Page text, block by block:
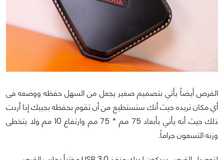
القرص أيضاً يأتي بتصميم صغير يجعل من السهل حفظه ووضعه فى
أي مكان تريده حيث أنك ستستطيع من أن تقوم بحفظه بجيبك إذا أردت
ذلك حيث أنه يأتي بأبعاد 75 مم * 75 مم وارتفاع 10 مم ولا يتخطى
وزنه التسعون جراماً.